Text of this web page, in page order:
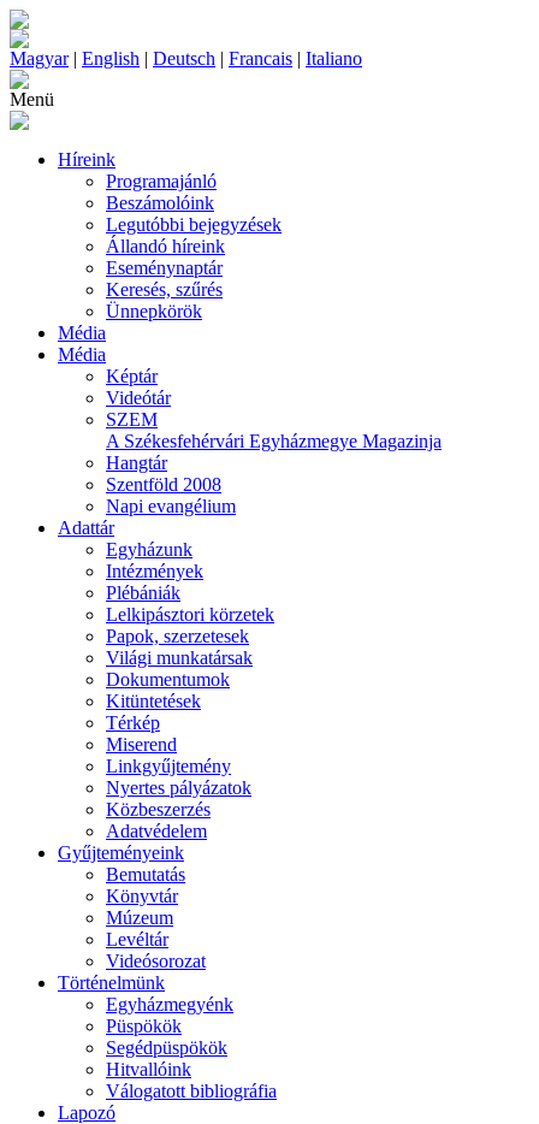
Magyar| English | Deutsch | Francais | Italiano
Menü
Híreink
Programajánló
Beszámolóink
Legutóbbi bejegyzések
Állandó híreink
Eseménynaptár
Keresés, szűrés
Ünnepkörök
Média
Média
Képtár
Videótár
SZEM
A Székesfehérvári Egyházmegye Magazinja
Hangtár
Szentföld 2008
Napi evangélium
Adattár
Egyházunk
Intézmények
Plébániák
Lelkipásztori körzetek
Papok, szerzetesek
Világi munkatársak
Dokumentumok
Kitüntetések
Térkép
Miserend
Linkgyűjtemény
Nyertes pályázatok
Közbeszerzés
Adatvédelem
Gyűjteményeink
Bemutatás
Könyvtár
Múzeum
Levéltár
Videósorozat
Történelmünk
Egyházmegyénk
Püspökök
Segédpüspökök
Hitvallóink
Válogatott bibliográfia
Lapozó